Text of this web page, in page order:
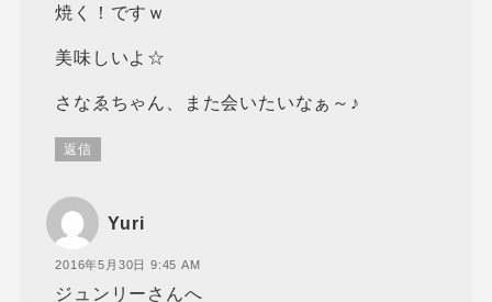
焼く！ですｗ
美味しいよ☆
さなゑちゃん、また会いたいなぁ～♪
返信
Yuri
2016年5月30日 9:45 AM
ジュンリーさんへ